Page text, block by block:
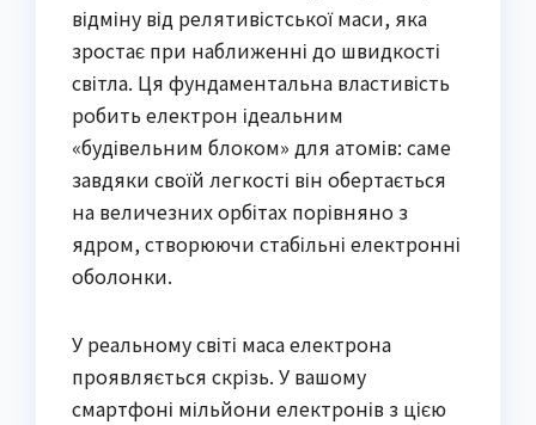
відміну від релятивістської маси, яка
зростає при наближенні до швидкості
світла. Ця фундаментальна властивість
робить електрон ідеальним
«будівельним блоком» для атомів: саме
завдяки своїй легкості він обертається
на величезних орбітах порівняно з
ядром, створюючи стабільні електронні
оболонки.
У реальному світі маса електрона
проявляється скрізь. У вашому
смартфоні мільйони електронів з цією